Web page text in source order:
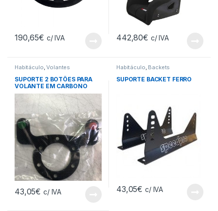
190,65€ c/ IVA 442,80€ c/ IVA
Habitáculo ,Volantes
SUPORTE 2 BOTÕES PARA
VOLANTE EM CARBONO
43,05€ c/ IVA
Habitáculo Backets
SUPORTE BACKET FERRO
43,05€ c/ IVA